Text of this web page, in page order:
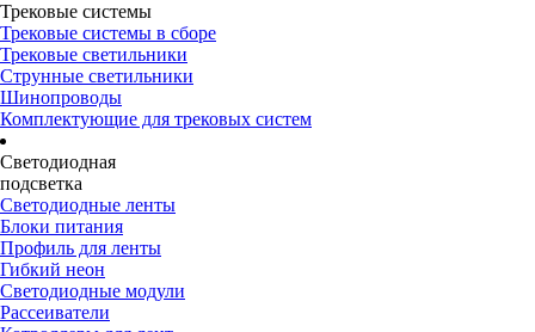
Трековые системы
Трековые системы в сборе
Трековые светильники
Струнные светильники
Шинопроводы
Комплектующие для трековых систем
Светодиодная
подсветка
Светодиодные ленты
Блоки питания
Профиль для ленты
Гибкий неон
Светодиодные модули
Рассеиватели